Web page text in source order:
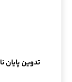
تدوین